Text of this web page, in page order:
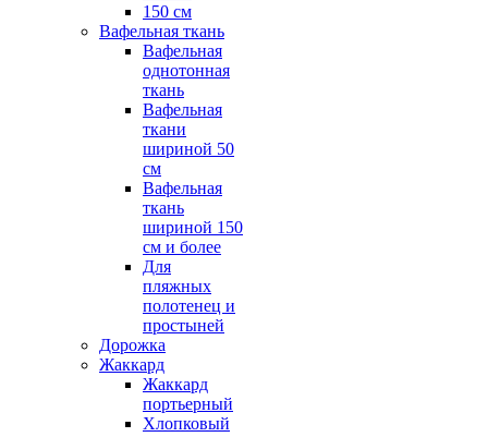
150 см
Вафельная ткань
Вафельная
однотонная
ткань
Вафельная
ткани
шириной 50
см
Вафельная
ткань
шириной 150
см и более
Для
пляжных
полотенец и
простыней
Дорожка
Жаккард
Жаккард
портьерный
Хлопковый